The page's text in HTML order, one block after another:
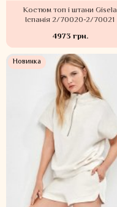
Костюм топ і штани Gisela
Іспанія 2/70020-2/70021
4973 грн.
Новинка